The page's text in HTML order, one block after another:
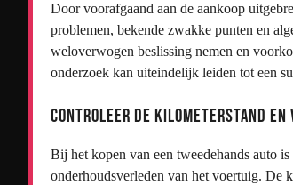
Door voorafgaand aan de aankoop
problemen, bekende zwakke punten en
weloverwogen beslissing nemen en
onderzoek kan uiteindelijk leiden tot een
Controleer de kilometerstand en
Bij het kopen van een tweedehands auto
onderhoudsverleden van het voertuig. De